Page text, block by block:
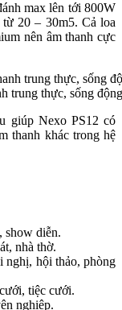
max lên tới 800W
20 – 30m5. Cả loa
nên âm thanh cực
trung thực, sống động
giúp Nexo PS12 có
thanh khác trong hệ
show diễn.
nhà thờ.
nghị, hội thảo, phòng
tiệc cưới.
nghiệp.